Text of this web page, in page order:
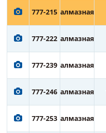
777-215 алмазная
777-222 алмазная
777-239 алмазная
777-246 алмазная
777-253 алмазная